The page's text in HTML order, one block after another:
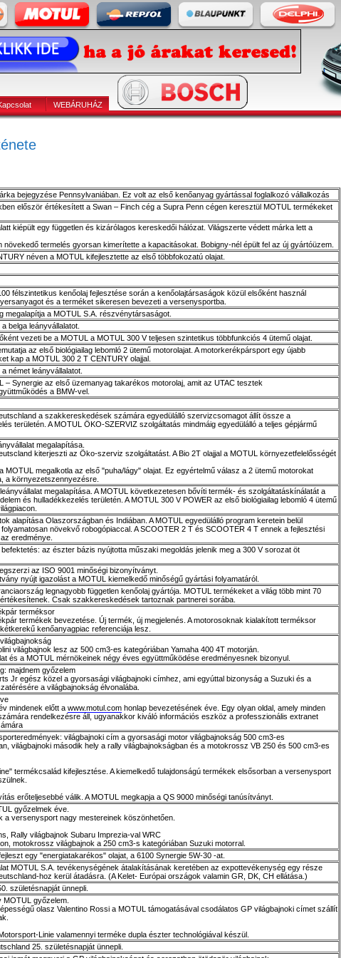
WEBÁRUHÁZ
bejegyzése Pennsylvaniában. Ez volt az első kenőanyag gyártással foglalkozó vállalkozás
először értékesített a Swan – Finch cég a Supra Penn cégen keresztül MOTUL termékeket
kiépült egy független és kizárólagos kereskedői hálózat. Világszerte védett márka lett a
növekedő termelés gyorsan kimerítette a kapacitásokat. Bobigny-nél épült fel az új gyártóüzem.
néven a MOTUL kifejlesztette az első többfokozatú olajat.
félszintetikus kenőolaj fejlesztése során a kenőolajtársaságok közül elsőként használ
és a terméket sikeresen bevezeti a versenysportba.
megalapítja a MOTUL S.A. részvénytársaságot.
belga leányvállalatot.
vezeti be a MOTUL a MOTUL 300 V teljesen szintetikus többfunkciós 4 ütemű olajat.
az első biológiailag lebomló 2 ütemű motorolajat. A motorkerékpársport egy újabb
kap a MOTUL 300 2 T CENTURY olajjal.
német leányvállalatot.
– Synergie az első üzemanyag takarékos motorolaj, amit az UTAC tesztek
a BMW-vel.
a szakkereskedések számára egyedülálló szervizcsomagot állít össze a
területén. A MOTUL ÖKO-SZERVIZ szolgáltatás mindmáig egyedülálló a teljes gépjármű
megalapítása.
kiterjeszti az Öko-szerviz szolgáltatást. A Bio 2T olajjal a MOTUL környezetfelelősségét
MOTUL megalkotla az első "puha/lágy" olajat. Ez egyértelmű válasz a 2 ütemű motorokat
a környezetszennyezésre.
megalapítása. A MOTUL következetesen bővíti termék- és szolgáltatáskínálatát a
és hulladékkezelés területén. A MOTUL 300 V POWER az első biológiailag lebomló 4 ütemű
alapítása Olaszországban és Indiában. A MOTUL egyedülálló program keretein belül
növekvő robogópiaccal. A SCOOTER 2 T és SCOOTER 4 T ennek a fejlesztési
eredménye.
befektetés: az észter bázis nyújtotta műszaki megoldás jelenik meg a 300 V sorozat öt
az ISO 9001 minőségi bizonyítványt.
nyújt igazolást a MOTUL kiemelkedő minőségű gyártási folyamatáról.
legnagyobb független kenőolaj gyártója. MOTUL termékeket a világ több mint 70
Csak szakkereskedések tartoznak partnerei sorába.
terméksor
termékek bevezetése. Új termék, új megjelenés. A motorosoknak kialakított terméksor
kenőanyagpiac referenciája lesz.
világbajnok lesz az 500 cm3-es kategóriában Yamaha 400 4T motorján.
és a MOTUL mérnökeinek négy éves együttműködése eredményesnek bizonyul.
majdnem győzelem
Jr egész közel a gyorsasági világbajnoki címhez, ami egyúttal bizonyság a Suzuki és a
a világbajnokság élvonalába.
mindenek előtt a www.motul.com honlap bevezetésének éve. Egy olyan oldal, amely minden
rendelkezésre áll, ugyanakkor kiváló információs eszköz a professzionális extranet
világbajnoki cím a gyorsasági motor világbajnokság 500 cm3-es
világbajnoki második hely a rally világbajnokságban és a motokrossz VB 250 és 500 cm3-es
termékcsalád kifejlesztése. A kiemelkedő tulajdonságú termékek elsősorban a versenysport
erőteljesebbé válik. A MOTUL megkapja a QS 9000 minőségi tanúsítványt.
győzelmek éve.
a versenysport nagy mestereinek köszönhetően.
Rally világbajnok Subaru Imprezia-val WRC
motokrossz világbajnok a 250 cm3-s kategóriában Suzuki motorral.
egy "energiatakarékos" olajat, a 6100 Synergie 5W-30 -at.
MOTUL S.A. tevékenységének átalakításának keretében az expottevékenység egy része
hoz kerül átadásra. (A Kelet- Európai országok valamin GR, DK, CH ellátása.)
születésnapját ünnepli.
MOTUL győzelem.
olasz Valentino Rossi a MOTUL támogatásával csodálatos GP világbajnoki címet szállít
Linie valamennyi terméke dupla észter technológiával készül.
25. születésnapját ünnepli.